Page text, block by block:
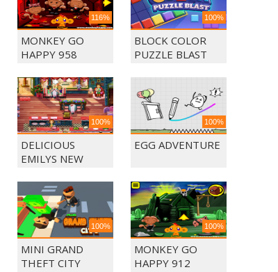
116%
MONKEY GO
HAPPY 958
100%
BLOCK COLOR
PUZZLE BLAST
100%
DELICIOUS
EMILYS NEW
100%
EGG ADVENTURE
100%
MINI GRAND
THEFT CITY
100%
MONKEY GO
HAPPY 912